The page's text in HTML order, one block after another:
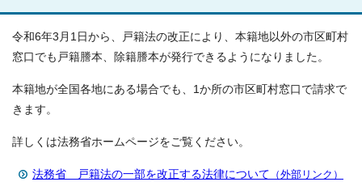
令和6年3月1日から、戸籍法の改正により、本籍地以外の市区町村
窓口でも戸籍謄本、除籍謄本が発行できるようになりました。
本籍地が全国各地にある場合でも、1か所の市区町村窓口で請求で
きます。
詳しくは法務省ホームページをご覧ください。
法務省 戸籍法の一部を改正する法律について （外部リンク）